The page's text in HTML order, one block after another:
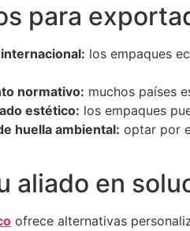
para
los empaques
normativo: muchos países
estético: los empaques
huella ambiental: optar por
aliado en
ofrece alternativas